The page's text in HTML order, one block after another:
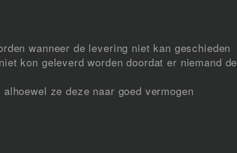
wanneer de levering niet kan geschieden
kon geleverd worden doordat er niemand de
ze deze naar goed vermogen